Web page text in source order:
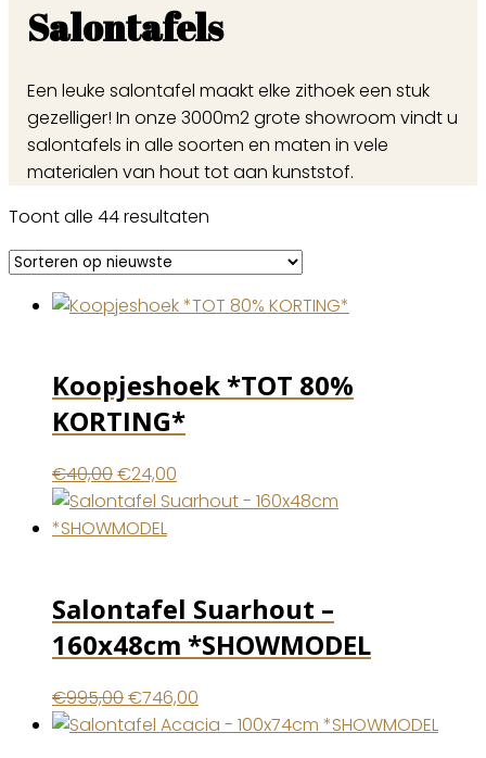
Salontafels
Een leuke salontafel maakt elke zithoek een stuk
gezelliger! In onze 3000m2 grote showroom vindt u
salontafels in alle soorten en maten in vele
materialen van hout tot aan kunststof.
Toont alle 44 resultaten
nieuwste
Koopjeshoek *TOT 80%
KORTING*
€40,00Oorspronkelijke
prijs
was:
€24,00
prijs
Salontafel Suarhout –
160x48cm *SHOWMODEL
€995,00Oorspronkelijke
prijs
€746,00
prijs